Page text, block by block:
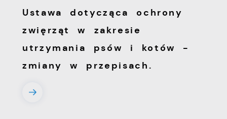
Ustawa dotycząca ochrony
zwięrząt w zakresie
utrzymania psów i kotów -
zmiany w przepisach.